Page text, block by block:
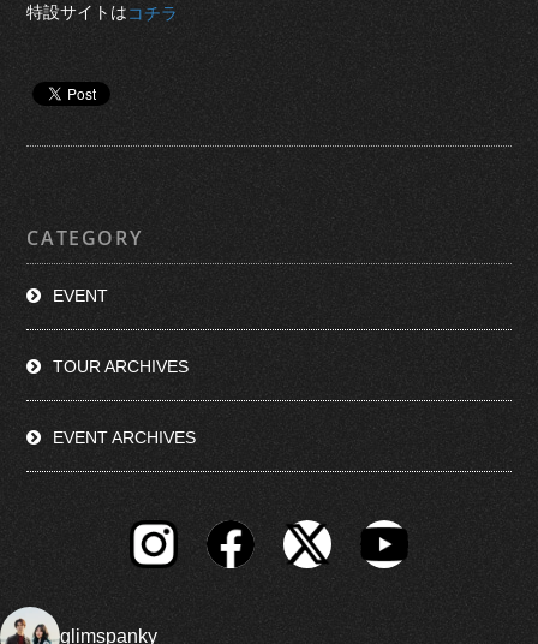
特設サイトはコチラ
CATEGORY
EVENT
TOUR ARCHIVES
EVENT ARCHIVES
glimspanky